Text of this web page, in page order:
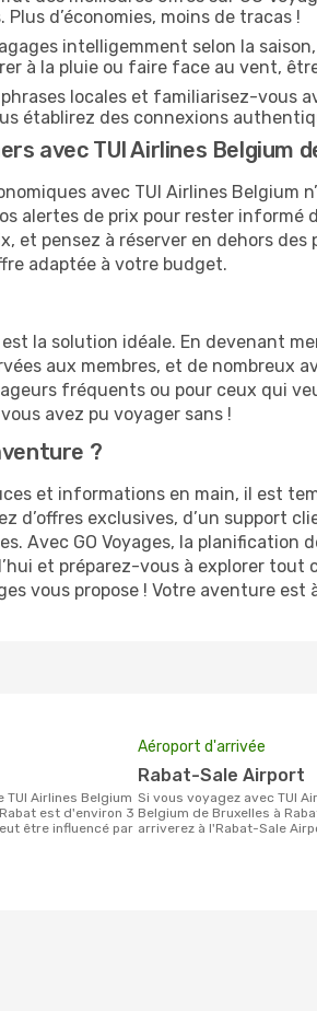
d’économies, moins de tracas !
intelligemment selon la
à la pluie ou faire face au vent,
locales et familiarisez-vous
établirez des connexions
avec TUI Airlines Belgium
avec TUI Airlines Belgium
alertes de prix pour rester informé
et pensez à réserver en dehors
adaptée à votre budget.
la solution idéale. En devenant
aux membres, et de nombreux
fréquents ou pour ceux qui
avez pu voyager sans !
?
et informations en main, il est
d’offres exclusives, d’un support
Avec GO Voyages, la
et préparez-vous à explorer
vous propose ! Votre aventure est
est d'environ 3
être influencé par
Aéroport d'arrivée
Rabat-Sale Airport
Si vous voyagez avec TUI Airlines
Belgium de Bruxelles à
arriverez à l'Rabat-Sale